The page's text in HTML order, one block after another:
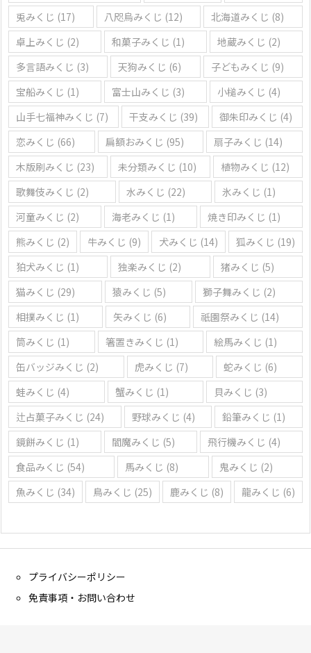
兎みくじ (17) 八咫烏みくじ (12) 北海道みくじ (8)
卓上みくじ (2) 和菓子みくじ (1) 地蔵みくじ (2)
多言語みくじ (3) 天狗みくじ (6) 子どもみくじ (9)
宝船みくじ (1) 富士山みくじ (3) 小槌みくじ (4)
山手七福神みくじ (7) 干支みくじ (39) 御朱印みくじ (4)
恋みくじ (66) 扁額おみくじ (95) 扇子みくじ (14)
木版刷みくじ (23) 未分類みくじ (10) 植物みくじ (12)
歌舞伎みくじ (2) 水みくじ (22) 氷みくじ (1)
河童みくじ (2) 海老みくじ (1) 焼き印みくじ (1)
熊みくじ (2) 牛みくじ (9) 犬みくじ (14) 狐みくじ (19)
狛犬みくじ (1) 独楽みくじ (2) 猪みくじ (5)
猫みくじ (29) 猿みくじ (5) 獅子舞みくじ (2)
相撲みくじ (1) 矢みくじ (6) 祇園祭みくじ (14)
筒みくじ (1) 箸置きみくじ (1) 絵馬みくじ (1)
缶バッジみくじ (2) 虎みくじ (7) 蛇みくじ (6)
蛙みくじ (4) 蟹みくじ (1) 貝みくじ (3)
辻占菓子みくじ (24) 野球みくじ (4) 鉛筆みくじ (1)
鏡餅みくじ (1) 閻魔みくじ (5) 飛行機みくじ (4)
食品みくじ (54) 馬みくじ (8) 鬼みくじ (2)
魚みくじ (34) 鳥みくじ (25) 鹿みくじ (8) 龍みくじ (6)
プライバシーポリシー
免責事項・お問い合わせ